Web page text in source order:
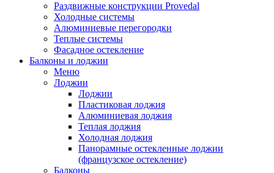
Раздвижные конструкции Provedal
Холодные системы
Алюминиевые перегородки
Теплые системы
Фасадное остекление
Балконы и лоджии
Меню
Лоджии
Лоджии
Пластиковая лоджия
Алюминиевая лоджия
Теплая лоджия
Холодная лоджия
Панорамные остекленные лоджии
(французское остекление)
Балконы